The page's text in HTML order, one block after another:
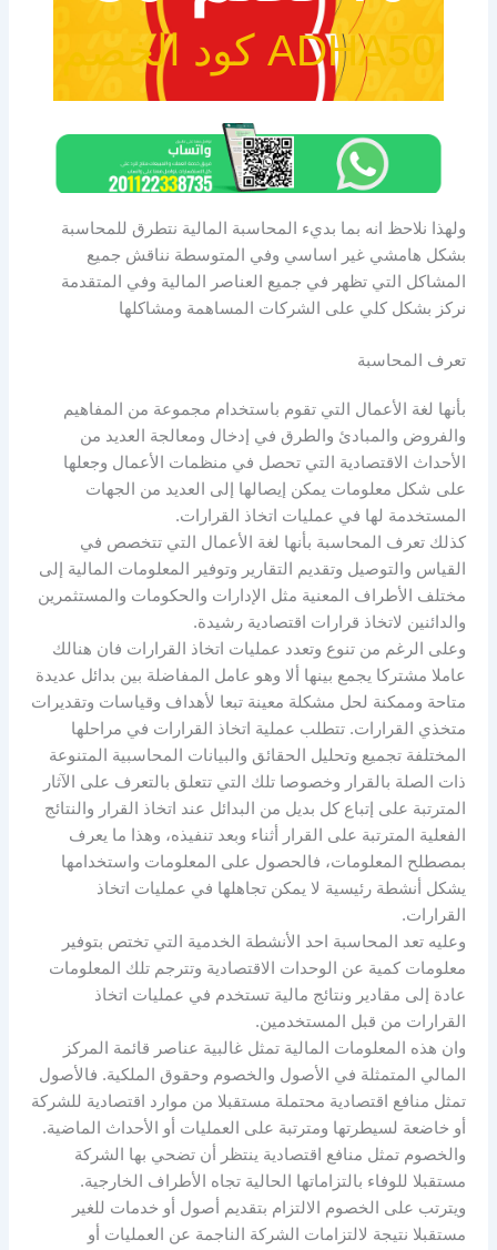
كود الخصم ADHA50
ولهذا نلاحظ انه بما بديء المحاسبة المالية نتطرق للمحاسبة
بشكل هامشي غير اساسي وفي المتوسطة نناقش جميع
المشاكل التي تظهر في جميع العناصر المالية وفي المتقدمة
نركز بشكل كلي على الشركات المساهمة ومشاكلها
تعرف المحاسبة
بأنها لغة الأعمال التي تقوم باستخدام مجموعة من المفاهيم
والفروض والمبادئ والطرق في إدخال ومعالجة العديد من
الأحداث الاقتصادية التي تحصل في منظمات الأعمال وجعلها
على شكل معلومات يمكن إيصالها إلى العديد من الجهات
المستخدمة لها في عمليات اتخاذ القرارات.
كذلك تعرف المحاسبة بأنها لغة الأعمال التي تتخصص في
القياس والتوصيل وتقديم التقارير وتوفير المعلومات المالية إلى
مختلف الأطراف المعنية مثل الإدارات والحكومات والمستثمرين
والدائنين لاتخاذ قرارات اقتصادية رشيدة.
وعلى الرغم من تنوع وتعدد عمليات اتخاذ القرارات فان هنالك
عاملا مشتركا يجمع بينها ألا وهو عامل المفاضلة بين بدائل عديدة
متاحة وممكنة لحل مشكلة معينة تبعا لأهداف وقياسات وتقديرات
متخذي القرارات. تتطلب عملية اتخاذ القرارات في مراحلها
المختلفة تجميع وتحليل الحقائق والبيانات المحاسبية المتنوعة
ذات الصلة بالقرار وخصوصا تلك التي تتعلق بالتعرف على الآثار
المترتبة على إتباع كل بديل من البدائل عند اتخاذ القرار والنتائج
الفعلية المترتبة على القرار أثناء وبعد تنفيذه، وهذا ما يعرف
بمصطلح المعلومات، فالحصول على المعلومات واستخدامها
يشكل أنشطة رئيسية لا يمكن تجاهلها في عمليات اتخاذ
القرارات.
وعليه تعد المحاسبة احد الأنشطة الخدمية التي تختص بتوفير
معلومات كمية عن الوحدات الاقتصادية وتترجم تلك المعلومات
عادة إلى مقادير ونتائج مالية تستخدم في عمليات اتخاذ
القرارات من قبل المستخدمين.
وان هذه المعلومات المالية تمثل غالبية عناصر قائمة المركز
المالي المتمثلة في الأصول والخصوم وحقوق الملكية. فالأصول
تمثل منافع اقتصادية محتملة مستقبلا من موارد اقتصادية للشركة
أو خاضعة لسيطرتها ومترتبة على العمليات أو الأحداث الماضية.
والخصوم تمثل منافع اقتصادية ينتظر أن تضحي بها الشركة
مستقبلا للوفاء بالتزاماتها الحالية تجاه الأطراف الخارجية.
ويترتب على الخصوم الالتزام بتقديم أصول أو خدمات للغير
مستقبلا نتيجة لالتزامات الشركة الناجمة عن العمليات أو